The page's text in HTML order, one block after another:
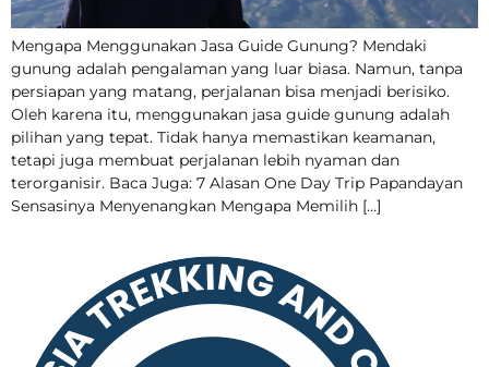
Mengapa Menggunakan Jasa Guide Gunung? Mendaki
gunung adalah pengalaman yang luar biasa. Namun, tanpa
persiapan yang matang, perjalanan bisa menjadi berisiko.
Oleh karena itu, menggunakan jasa guide gunung adalah
pilihan yang tepat. Tidak hanya memastikan keamanan,
tetapi juga membuat perjalanan lebih nyaman dan
terorganisir. Baca Juga: 7 Alasan One Day Trip Papandayan
Sensasinya Menyenangkan Mengapa Memilih […]